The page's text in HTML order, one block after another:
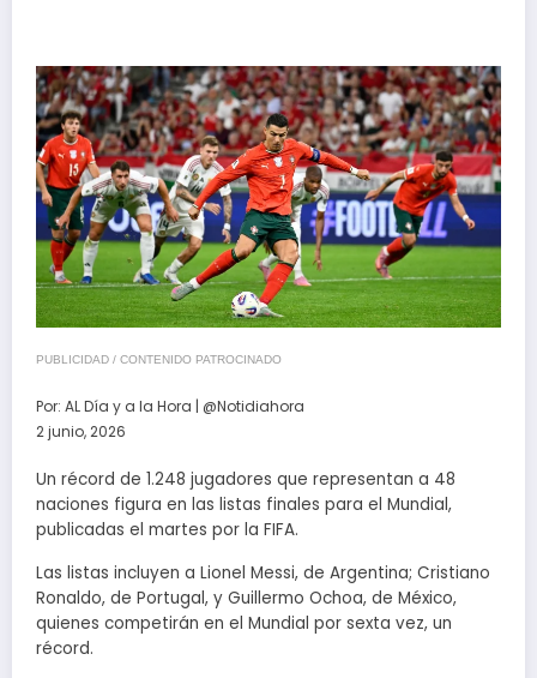
PUBLICIDAD / CONTENIDO PATROCINADO
Por: AL Día y a la Hora | @Notidiahora
2 junio, 2026
Un récord de 1.248 jugadores que representan a 48
naciones figura en las listas finales para el Mundial,
publicadas el martes por la FIFA.
Las listas incluyen a Lionel Messi, de Argentina; Cristiano
Ronaldo, de Portugal, y Guillermo Ochoa, de México,
quienes competirán en el Mundial por sexta vez, un
récord.